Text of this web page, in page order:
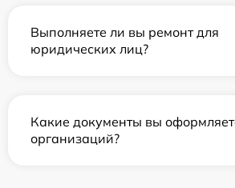
Выполняете ли вы ремонт для
юридических лиц?
Какие документы вы
организаций?